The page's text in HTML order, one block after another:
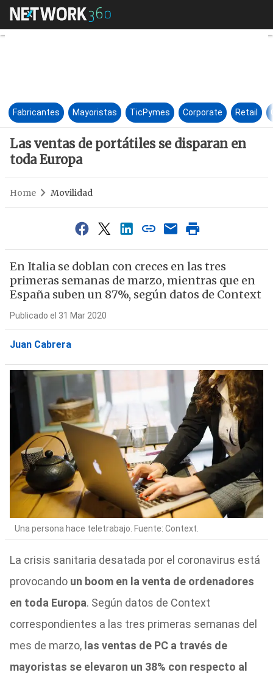
Las ventas de portátiles se
Fabricantes Mayoristas TicPymes Corporate Retail
Las ventas de portátiles se disparan en
toda Europa
Home Movilidad
En Italia se doblan con creces en las tres
primeras semanas de marzo, mientras que en
España suben un 87%, según datos de Context
Publicado el 31 Mar 2020
Juan Cabrera
Una persona hace teletrabajo. Fuente: Context.
La crisis sanitaria desatada por el coronavirus está
provocando un boom en la venta de ordenadores
en toda Europa. Según datos de Context
correspondientes a las tres primeras semanas del
mes de marzo, las ventas de PC a través de
mayoristas se elevaron un 38% con respecto al